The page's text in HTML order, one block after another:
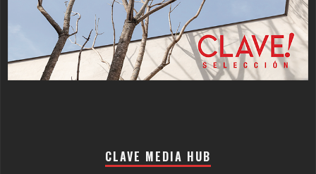
CLAVE MEDIA HUB